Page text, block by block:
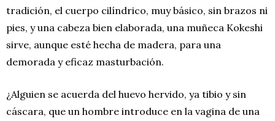
tradición, el cuerpo cilíndrico, muy básico, sin brazos ni
pies, y una cabeza bien elaborada, una muñeca Kokeshi
sirve, aunque esté hecha de madera, para una
demorada y eficaz masturbación.
¿Alguien se acuerda del huevo hervido, ya tibio y sin
cáscara, que un hombre introduce en la vagina de una